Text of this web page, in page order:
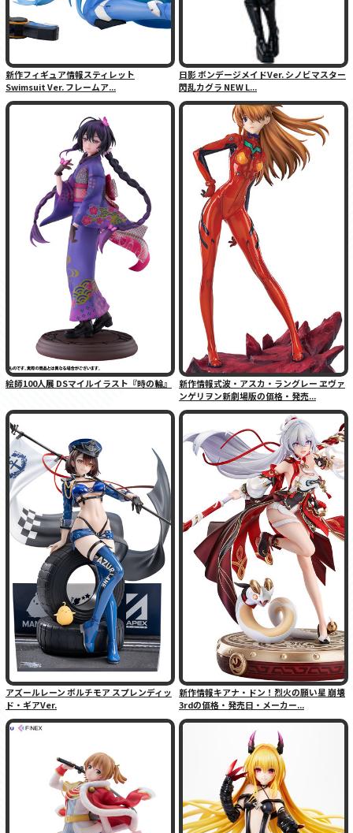
新作フィギュア情報スティレット
Swimsuit Ver. フレームア...
日影 ボンデージメイドVer. シノビマスター
閃乱カグラ NEW L...
絵師100人展 DSマイルイラスト『時の輪』
新作情報式波・アスカ・ラングレー ヱヴァ
ンゲリヲン新劇場版の価格・発売...
アズールレーン ボルチモア スプレンディッ
ド・ギアVer.
新作情報キアナ・ドン！烈火の願い星 崩壊
3rdの価格・発売日・メーカー...